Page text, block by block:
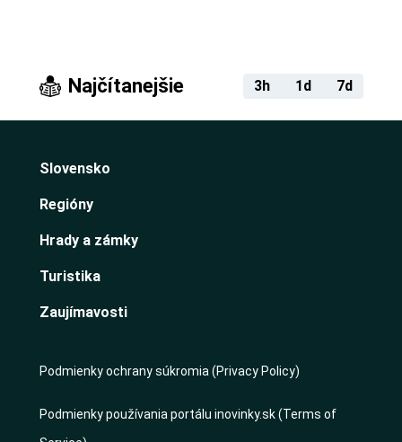
Najčítanejšie 3h 1d 7d
Slovensko
Regióny
Hrady a zámky
Turistika
Zaujímavosti
Podmienky ochrany súkromia (Privacy Policy)
Podmienky používania portálu inovinky.sk (Terms of